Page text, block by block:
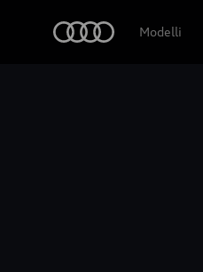
Modelli